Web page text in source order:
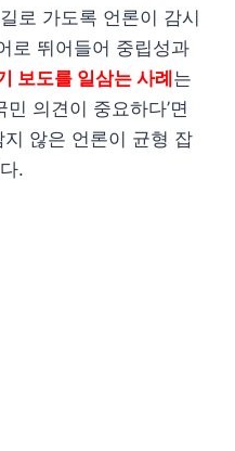
로 가도록 언론이 감시
로 뛰어들어 중립성과
보도를 일삼는 사례 는
의견이 중요하다’면
않은 언론이 균형 잡
.